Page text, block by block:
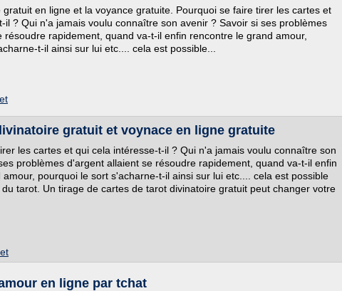
gratuit en ligne et la voyance gratuite. Pourquoi se faire tirer les cartes et
il ? Qui n'a jamais voulu connaître son avenir ? Savoir si ses problèmes
résoudre rapidement, quand va-t-il enfin rencontre le grand amour,
t-il ainsi sur lui etc.... cela est possible...
gratuit et voynace en ligne gratuite
les cartes et qui cela intéresse-t-il ? Qui n'a jamais voulu connaître son
problèmes d'argent allaient se résoudre rapidement, quand va-t-il enfin
pourquoi le sort s'acharne-t-il ainsi sur lui etc.... cela est possible
tarot. Un tirage de cartes de tarot divinatoire gratuit peut changer votre
en ligne par tchat